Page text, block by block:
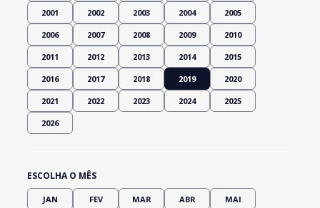
2001 2002 2003 2004 2005
2006 2007 2008 2009 2010
2011 2012 2013 2014 2015
2016 2017 2018 2019 2020
2021 2022 2023 2024 2025
2026
ESCOLHA O MÊS
JAN FEV MAR ABR MAI